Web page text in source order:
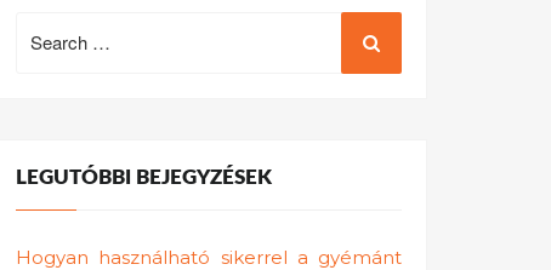
for:
LEGUTÓBBI BEJEGYZÉSEK
Hogyan használható sikerrel a gyémánt